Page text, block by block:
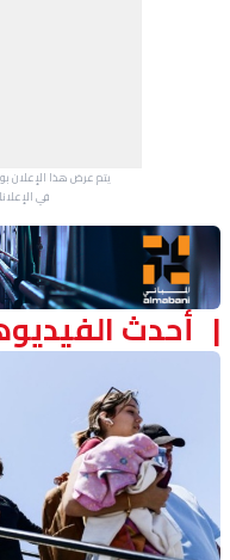
في
Advertisement Section
أحدث